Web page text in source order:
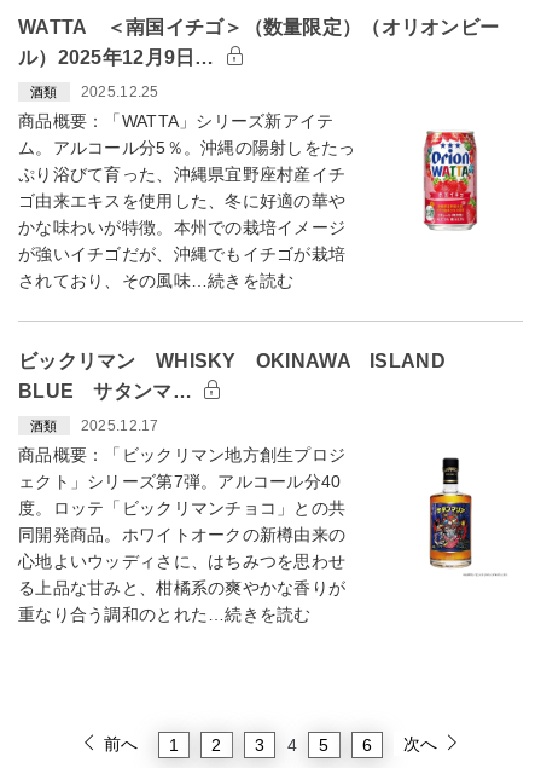
WATTA ＜南国イチゴ＞（数量限定）（オリオンビー
ル）2025年12月9日…
酒類 2025.12.25
商品概要：「WATTA」シリーズ新アイテ
ム。アルコール分5％。沖縄の陽射しをたっ
ぷり浴びて育った、沖縄県宜野座村産イチ
ゴ由来エキスを使用した、冬に好適の華や
かな味わいが特徴。本州での栽培イメージ
が強いイチゴだが、沖縄でもイチゴが栽培
されており、その風味…続きを読む
ビックリマン WHISKY OKINAWA ISLAND
BLUE サタンマ…
酒類 2025.12.17
商品概要：「ビックリマン地方創生プロジ
ェクト」シリーズ第7弾。アルコール分40
度。ロッテ「ビックリマンチョコ」との共
同開発商品。ホワイトオークの新樽由来の
心地よいウッディさに、はちみつを思わせ
る上品な甘みと、柑橘系の爽やかな香りが
重なり合う調和のとれた…続きを読む
前へ 1 2 3 4 5 6 次へ